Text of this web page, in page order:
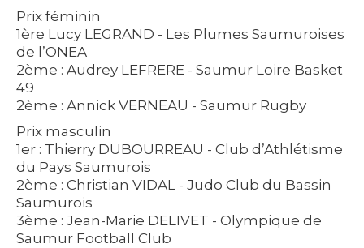
Prix féminin
1ère Lucy LEGRAND - Les Plumes Saumuroises
de l’ONEA
2ème : Audrey LEFRERE - Saumur Loire Basket
49
2ème : Annick VERNEAU - Saumur Rugby
Prix masculin
1er : Thierry DUBOURREAU - Club d’Athlétisme
du Pays Saumurois
2ème : Christian VIDAL - Judo Club du Bassin
Saumurois
3ème : Jean-Marie DELIVET - Olympique de
Saumur Football Club